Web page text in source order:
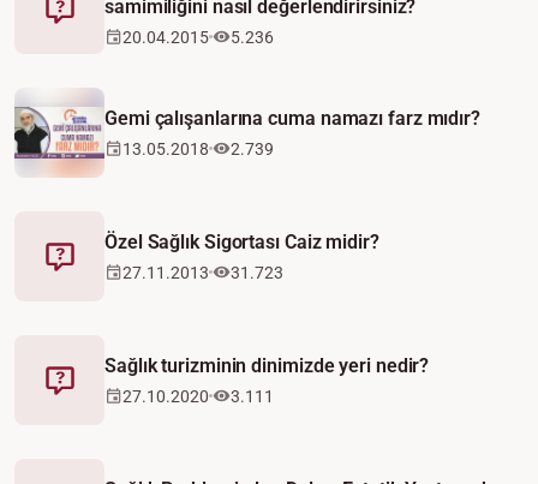
Fetva
samimiliğini nasıl değerlendirirsiniz?
20.04.2015 5.236
Video
Gemi çalışanlarına cuma namazı farz mıdır?
13.05.2018 2.739
Fetva
Özel Sağlık Sigortası Caiz midir?
27.11.2013 31.723
Fetva
Sağlık turizminin dinimizde yeri nedir?
27.10.2020 3.111